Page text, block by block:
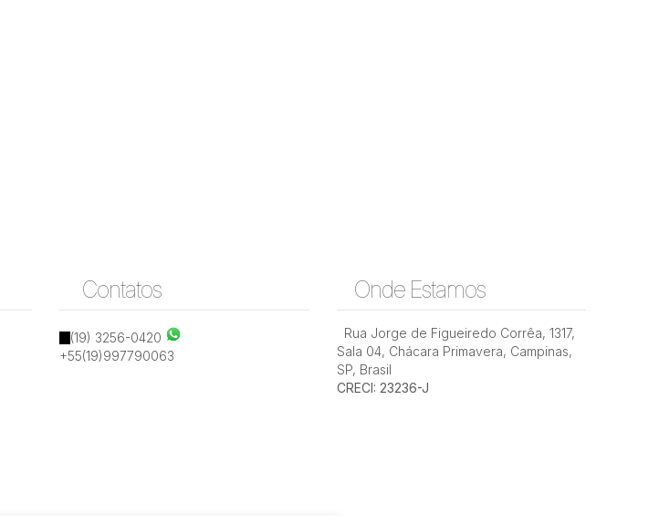
Contatos
(19) 3256-0420
+55(19)997790063
Onde Estamos
Rua Jorge de Figueiredo Corrêa, 1317,
Sala 04, Chácara Primavera, Campinas,
SP, Brasil
CRECI: 23236-J